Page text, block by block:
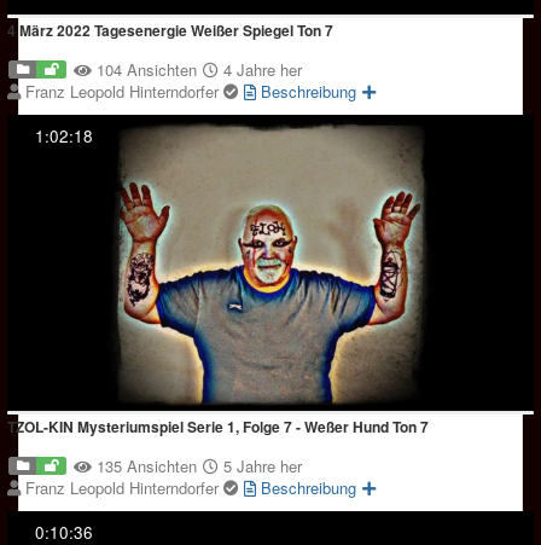
4 März 2022 Tagesenergie Weißer Spiegel Ton 7
104 Ansichten
4 Jahre her
Franz Leopold Hinterndorfer
Beschreibung
1:02:18
TZOL-KIN Mysteriumspiel Serie 1, Folge 7 - Weßer Hund Ton 7
135 Ansichten
5 Jahre her
Franz Leopold Hinterndorfer
Beschreibung
0:10:36